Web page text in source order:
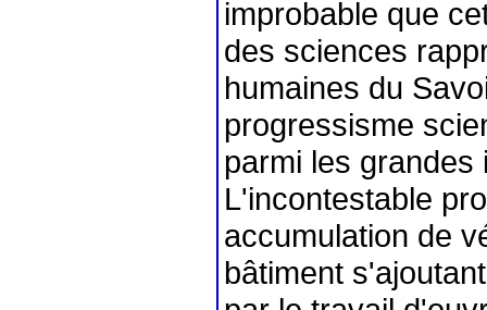
improbable que
des sciences
humaines du
progressisme
parmi les grandes
L'incontestable
accumulation de
bâtiment